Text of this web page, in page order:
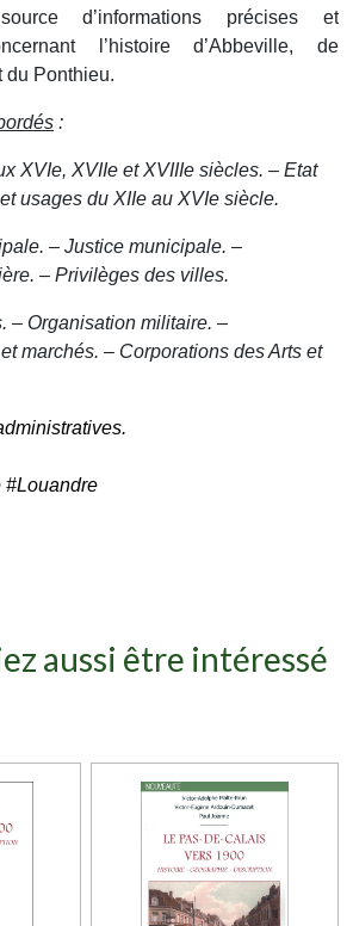
d’informations précises et
l’histoire d’Abbeville, de
du Ponthieu.
:
XVIe, XVIIe et XVIIIe siècles. – Etat
usages du XIIe au XVIe siècle.
– Justice municipale. –
– Privilèges des villes.
– Organisation militaire. –
marchés. – Corporations des Arts et
#Louandre
aussi être intéressé